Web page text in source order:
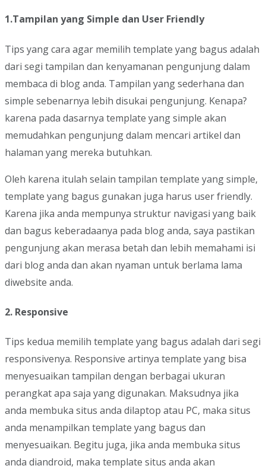
1.Tampilan yang Simple dan User Friendly
Tips yang cara agar memilih template yang bagus adalah
dari segi tampilan dan kenyamanan pengunjung dalam
membaca di blog anda. Tampilan yang sederhana dan
simple sebenarnya lebih disukai pengunjung. Kenapa?
karena pada dasarnya template yang simple akan
memudahkan pengunjung dalam mencari artikel dan
halaman yang mereka butuhkan.
Oleh karena itulah selain tampilan template yang simple,
template yang bagus gunakan juga harus user friendly.
Karena jika anda mempunya struktur navigasi yang baik
dan bagus keberadaanya pada blog anda, saya pastikan
pengunjung akan merasa betah dan lebih memahami isi
dari blog anda dan akan nyaman untuk berlama lama
diwebsite anda.
2. Responsive
Tips kedua memilih template yang bagus adalah dari segi
responsivenya. Responsive artinya template yang bisa
menyesuaikan tampilan dengan berbagai ukuran
perangkat apa saja yang digunakan. Maksudnya jika
anda membuka situs anda dilaptop atau PC, maka situs
anda menampilkan template yang bagus dan
menyesuaikan. Begitu juga, jika anda membuka situs
anda diandroid, maka template situs anda akan